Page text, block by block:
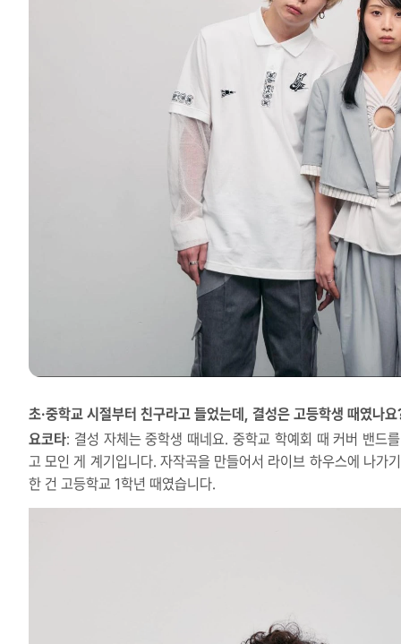
초·중학교 시절부터 친구라고 들었는데, 결성은 고등학생 때였나
요코타: 결성 자체는 중학생 때네요. 중학교 학예회 때 커버 밴드
고 모인 게 계기입니다. 자작곡을 만들어서 라이브 하우스에 나가
한 건 고등학교 1학년 때였습니다.